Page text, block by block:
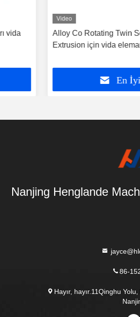
vida
Video
Alloy Co Rotating Twin
Extrusion için vida
En
Nanjing Henglande
86-
Hayır, hayır.11Qinghu